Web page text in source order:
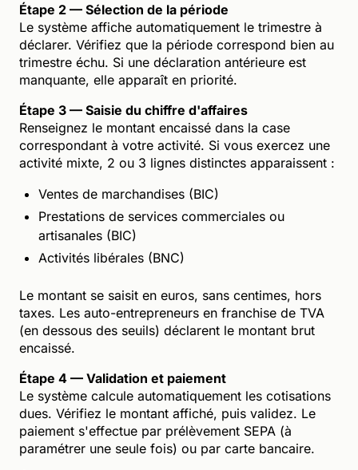
Étape 2 — Sélection de la période
Le système affiche automatiquement le trimestre à
déclarer. Vérifiez que la période correspond bien au
trimestre échu. Si une déclaration antérieure est
manquante, elle apparaît en priorité.
Étape 3 — Saisie du chiffre d'affaires
Renseignez le montant encaissé dans la case
correspondant à votre activité. Si vous exercez une
activité mixte, 2 ou 3 lignes distinctes apparaissent :
Ventes de marchandises (BIC)
Prestations de services commerciales ou
artisanales (BIC)
Activités libérales (BNC)
Le montant se saisit en euros, sans centimes, hors
taxes. Les auto-entrepreneurs en franchise de TVA
(en dessous des seuils) déclarent le montant brut
encaissé.
Étape 4 — Validation et paiement
Le système calcule automatiquement les cotisations
dues. Vérifiez le montant affiché, puis validez. Le
paiement s'effectue par prélèvement SEPA (à
paramétrer une seule fois) ou par carte bancaire.